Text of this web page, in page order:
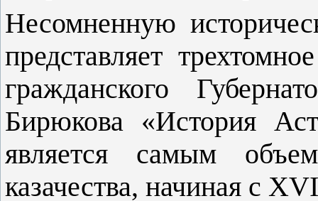
Несомненную
представляет
гражданского
Бирюкова «История
является самым
казачества, начиная с